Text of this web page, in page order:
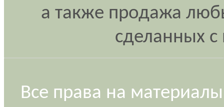
а также продажа
сделанных
Все права на